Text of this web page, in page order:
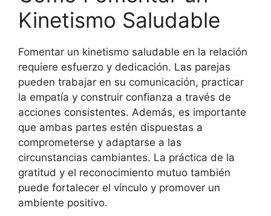
Kinetismo Saludable
Fomentar un kinetismo saludable en la relación
requiere esfuerzo y dedicación. Las parejas
pueden trabajar en su comunicación, practicar
la empatía y construir confianza a través de
acciones consistentes. Además, es importante
que ambas partes estén dispuestas a
comprometerse y adaptarse a las
circunstancias cambiantes. La práctica de la
gratitud y el reconocimiento mutuo también
puede fortalecer el vínculo y promover un
ambiente positivo.